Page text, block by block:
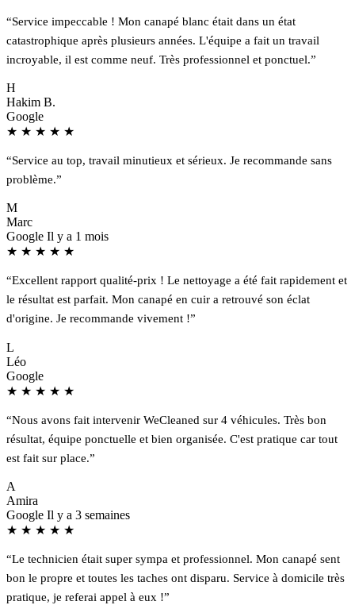
“Service impeccable ! Mon canapé blanc était dans un état
catastrophique après plusieurs années. L'équipe a fait un travail
incroyable, il est comme neuf. Très professionnel et ponctuel.”
H
Hakim B.
Google
★ ★ ★ ★ ★
“Service au top, travail minutieux et sérieux. Je recommande sans
problème.”
M
Marc
Google Il y a 1 mois
★ ★ ★ ★ ★
“Excellent rapport qualité-prix ! Le nettoyage a été fait rapidement et
le résultat est parfait. Mon canapé en cuir a retrouvé son éclat
d'origine. Je recommande vivement !”
L
Léo
Google
★ ★ ★ ★ ★
“Nous avons fait intervenir WeCleaned sur 4 véhicules. Très bon
résultat, équipe ponctuelle et bien organisée. C'est pratique car tout
est fait sur place.”
A
Amira
Google Il y a 3 semaines
★ ★ ★ ★ ★
“Le technicien était super sympa et professionnel. Mon canapé sent
bon le propre et toutes les taches ont disparu. Service à domicile très
pratique, je referai appel à eux !”